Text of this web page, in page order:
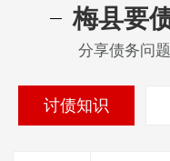
梅县要
分享债务问
讨债知识